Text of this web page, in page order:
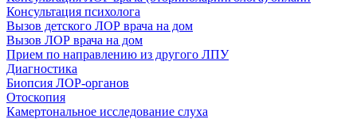
Консультация психолога
Вызов детского ЛОР врача на дом
Вызов ЛОР врача на дом
Прием по направлению из другого ЛПУ
Диагностика
Биопсия ЛОР-органов
Отоскопия
Камертональное исследование слуха